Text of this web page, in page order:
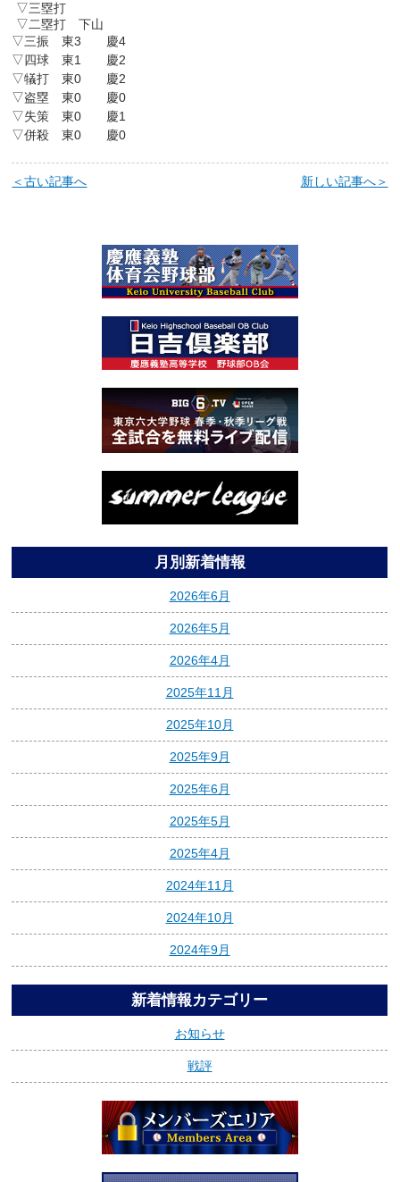
▽三塁打
▽二塁打 下山
▽三振 東3 慶4
▽四球 東1 慶2
▽犠打 東0 慶2
▽盗塁 東0 慶0
▽失策 東0 慶1
▽併殺 東0 慶0
＜古い記事へ 新しい記事へ＞
月別新着情報
2026年6月
2026年5月
2026年4月
2025年11月
2025年10月
2025年9月
2025年6月
2025年5月
2025年4月
2024年11月
2024年10月
2024年9月
新着情報カテゴリー
お知らせ
戦評